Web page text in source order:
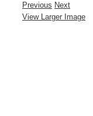
Previous Next
View Larger Image